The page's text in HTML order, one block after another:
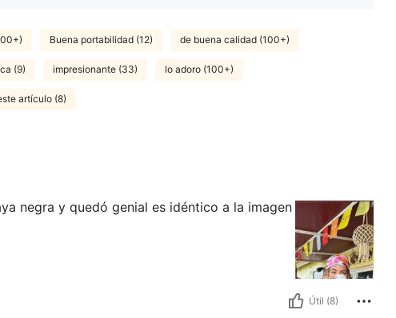
Buena portabilidad (12) de buena calidad (100+)
(9) impresionante (33) lo adoro (100+)
artículo (8)
negra y quedó genial es idéntico a la imagen
Útil (8)